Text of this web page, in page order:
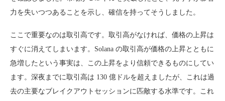
力を失いつつあることを示し、確信を持ってそうしました。
ここで重要なのは取引高です。取引高がなければ、価格の上昇は
すぐに消えてしまいます。Solana の取引高が価格の上昇とともに
急増したという事実は、この上昇をより信頼できるものにしてい
ます。深夜までに取引高は 130 億ドルを超えましたが、これは過
去の主要なブレイクアウトセッションに匹敵する水準です。これ